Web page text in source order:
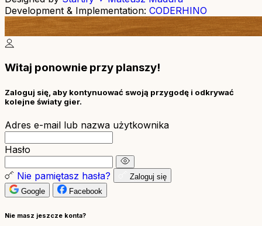
Development & Implementation: CODERHINO
Witaj ponownie przy planszy!
Zaloguj się, aby kontynuować swoją przygodę i odkrywać
kolejne światy gier.
Adres e-mail lub nazwa użytkownika
Hasło
Nie pamiętasz hasła?
Zaloguj się
Google
Facebook
Nie masz jeszcze konta?